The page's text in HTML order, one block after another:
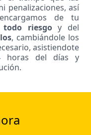
penalizaciones, así
de tu
riesgoy del
, cambiándole los
asistiendote
horas del días y